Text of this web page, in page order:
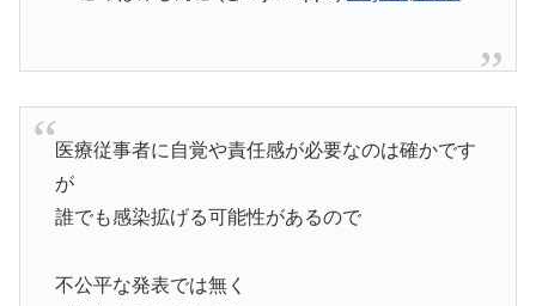
医療従事者に自覚や責任感が必要なのは確かです
が
誰でも感染拡げる可能性があるので
不公平な発表では無く